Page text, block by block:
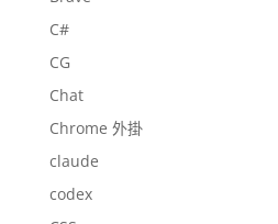
C#
CG
Chat
Chrome 外掛
claude
codex